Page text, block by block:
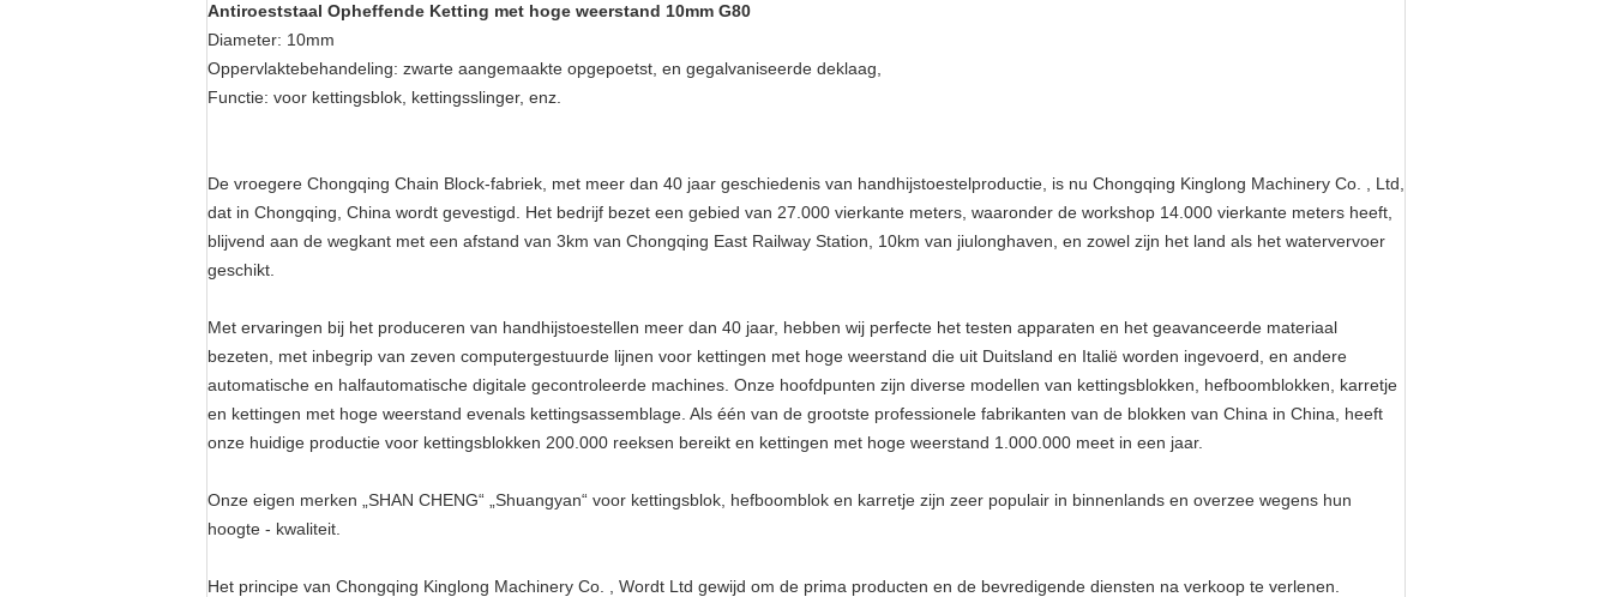
Antiroeststaal Opheffende Ketting met hoge weerstand 10mm G80
Diameter: 10mm
Oppervlaktebehandeling: zwarte aangemaakte opgepoetst, en gegalvaniseerde deklaag,
Functie: voor kettingsblok, kettingsslinger, enz.
De vroegere Chongqing Chain Block-fabriek, met meer dan 40 jaar geschiedenis van handhijstoestelproductie, is nu Chongqing Kinglong Machinery Co. , Ltd,
dat in Chongqing, China wordt gevestigd. Het bedrijf bezet een gebied van 27.000 vierkante meters, waaronder de workshop 14.000 vierkante meters heeft,
blijvend aan de wegkant met een afstand van 3km van Chongqing East Railway Station, 10km van jiulonghaven, en zowel zijn het land als het watervervoer
geschikt.
Met ervaringen bij het produceren van handhijstoestellen meer dan 40 jaar, hebben wij perfecte het testen apparaten en het geavanceerde materiaal
bezeten, met inbegrip van zeven computergestuurde lijnen voor kettingen met hoge weerstand die uit Duitsland en Italië worden ingevoerd, en andere
automatische en halfautomatische digitale gecontroleerde machines. Onze hoofdpunten zijn diverse modellen van kettingsblokken, hefboomblokken, karretje
en kettingen met hoge weerstand evenals kettingsassemblage. Als één van de grootste professionele fabrikanten van de blokken van China in China, heeft
onze huidige productie voor kettingsblokken 200.000 reeksen bereikt en kettingen met hoge weerstand 1.000.000 meet in een jaar.
Onze eigen merken „SHAN CHENG“ „Shuangyan“ voor kettingsblok, hefboomblok en karretje zijn zeer populair in binnenlands en overzee wegens hun
hoogte - kwaliteit.
Het principe van Chongqing Kinglong Machinery Co. , Wordt Ltd gewijd om de prima producten en de bevredigende diensten na verkoop te verlenen.